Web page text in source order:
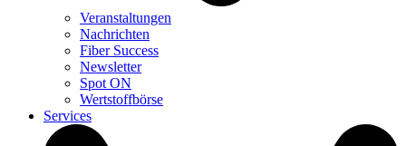
Veranstaltungen
Nachrichten
Fiber Success
Newsletter
Spot ON
Wertstoffbörse
Services